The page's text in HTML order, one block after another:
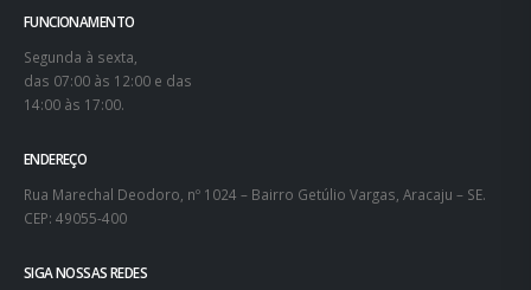
FUNCIONAMENTO
Segunda à sexta,
das 07:00 às 12:00 e das
14:00 às 17:00.
ENDEREÇO
Rua Marechal Deodoro, nº 1024 – Bairro Getúlio Vargas, Aracaju – SE.
CEP: 49055-400
SIGA NOSSAS REDES